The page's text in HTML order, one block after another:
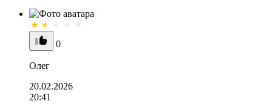
0
Олег
20.02.2026
20:41